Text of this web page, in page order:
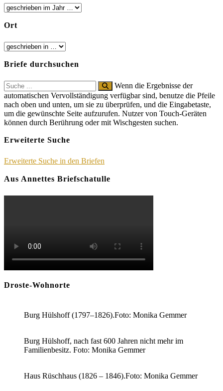
Ort
Briefe durchsuchen
Search
for:
Wenn die Ergebnisse der
automatischen Vervollständigung verfügbar sind, benutze die Pfeile
nach oben und unten, um sie zu überprüfen, und die Eingabetaste,
um die gewünschte Seite aufzurufen. Nutzer von Touch-Geräten
können durch Berührung oder mit Wischgesten suchen.
Erweiterte Suche
Erweiterte Suche in den Briefen
Aus Annettes Briefschatulle
Droste-Wohnorte
Burg Hülshoff (1797–1826).Foto: Monika Gemmer
Burg Hülshoff, nach fast 600 Jahren nicht mehr im
Familienbesitz. Foto: Monika Gemmer
Haus Rüschhaus (1826 – 1846).Foto: Monika Gemmer